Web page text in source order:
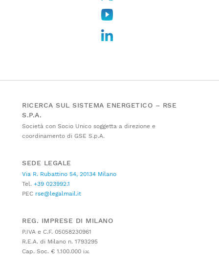
RICERCA SUL SISTEMA ENERGETICO – RSE
S.P.A.
Società con Socio Unico soggetta a direzione e
coordinamento di GSE S.p.A.
SEDE LEGALE
Via R. Rubattino 54, 20134 Milano
Tel. +39 023992.1
PEC rse@legalmail.it
REG. IMPRESE DI MILANO
P.IVA e C.F. 05058230961
R.E.A. di Milano n. 1793295
Cap. Soc. € 1.100.000 i.v.